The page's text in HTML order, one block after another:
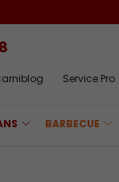
Service Pro
BARBECUE